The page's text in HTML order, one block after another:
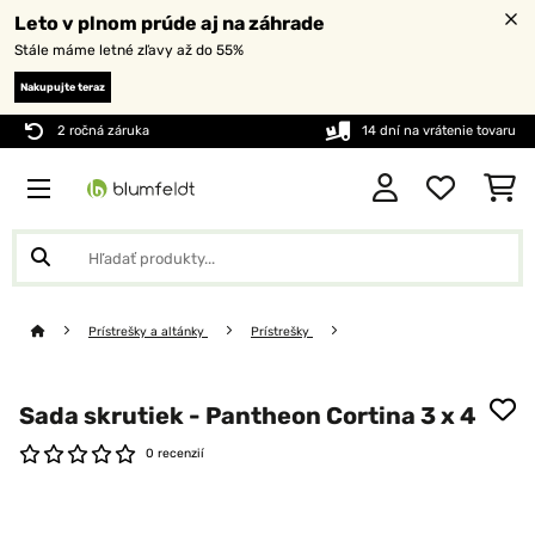
Leto v plnom prúde aj na záhrade
Stále máme letné zľavy až do 55%
Nakupujte teraz
2 ročná záruka 14 dní na vrátenie tovaru
Prístrešky a altánky Prístrešky
Sada skrutiek - Pantheon Cortina 3 x 4
0 recenzií